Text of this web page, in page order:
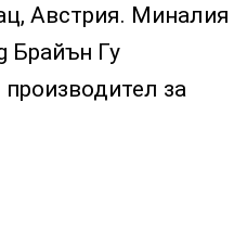
Австрия. Миналия
Брайън Гу
за